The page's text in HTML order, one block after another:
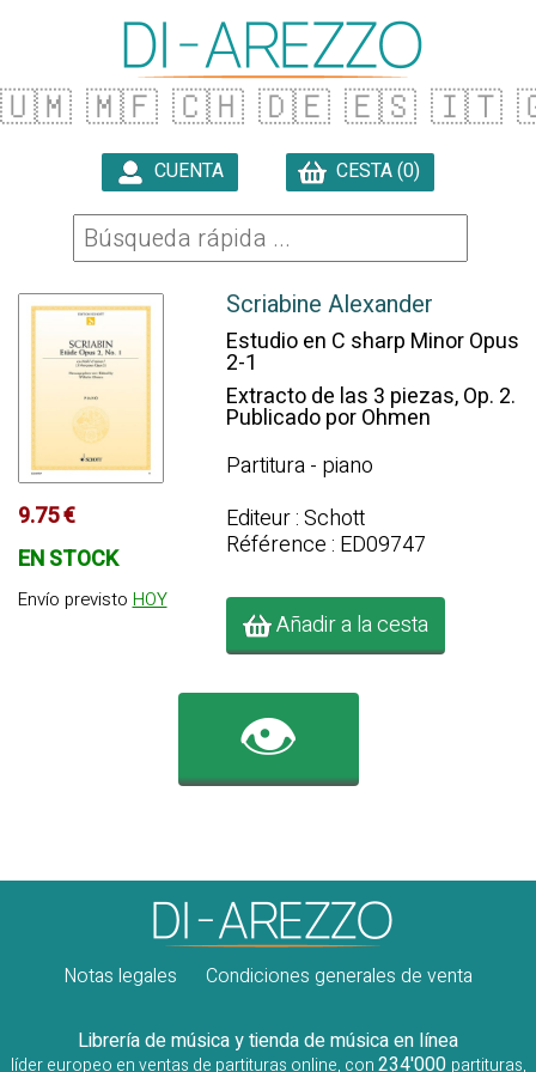
🇺🇲 🇲🇫 🇨🇭 🇩🇪 🇪🇸 🇮🇹
CUENTA CESTA (0)
9.75 €
EN STOCK
Envío previsto HOY
Scriabine Alexander
Estudio en C sharp Minor Opus
2-1
Extracto de las 3 piezas, Op. 2.
Publicado por Ohmen
Partitura - piano
Editeur : Schott
Référence : ED09747
Añadir a la cesta
👁️
Notas legales Condiciones generales de venta
Librería de música y tienda de música en línea
líder europeo en ventas de partituras online, con234'000 partituras,